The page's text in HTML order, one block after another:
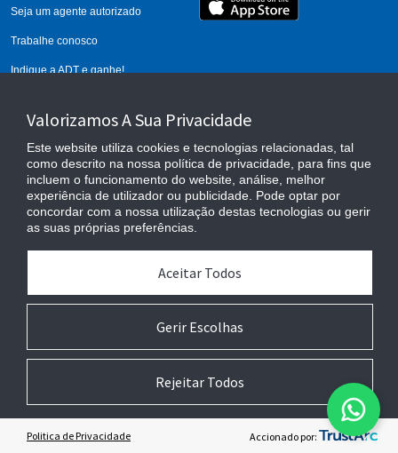
Seja um agente autorizado
Trabalhe conosco
Indique a ADT e ganhe!
Privacidade
Valorizamos A Sua Privacidade
Este website utiliza cookies e tecnologias relacionadas, tal
como descrito na nossa política de privacidade, para fins que
incluem o funcionamento do website, análise, melhor
experiência de utilizador ou publicidade. Pode optar por
concordar com a nossa utilização destas tecnologias ou gerir
as suas próprias preferências.
Gerir Escolhas
Aceitar Todos
Rejeitar Todos
Politica de Privacidade Accionado por: